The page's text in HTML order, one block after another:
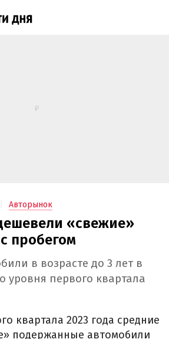
Авторынок
«свежие»
пробегом
в возрасте до 3 лет в
уровня первого квартала
квартала 2023 года средние
подержанные автомобили